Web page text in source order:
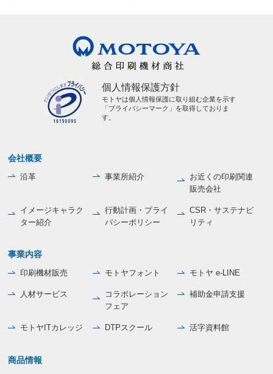
個人情報保護方針
モトヤは個人情報保護に取り組む企業を示す
「プライバシーマーク」を取得しておりま
す。
会社概要
沿革 事業所紹介
お近くの印刷関連
販売会社
イメージキャラク
ター紹介
行動計画・プライ
バシーポリシー
CSR・サステナビ
リティ
事業内容
印刷機材販売 モトヤフォント モトヤ e-LINE
人材サービス
コラボレーション
フェア
補助金申請支援
モトヤITカレッジ DTPスクール 活字資料館
商品情報